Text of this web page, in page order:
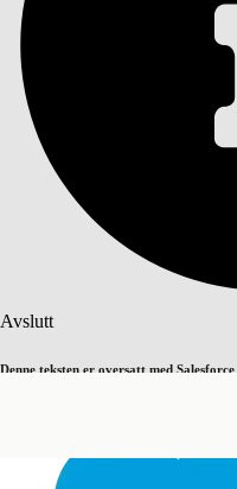
Avslutt
Denne teksten er oversatt med
Vis innholdsfortegnelse